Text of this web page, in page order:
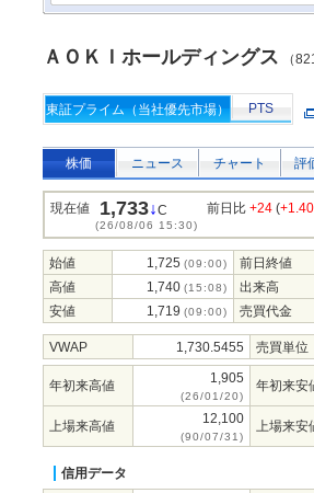
ＡＯＫＩホールディングス （
東証プライム（当社優先市場） PTS
株価 ニュース チャート 評
現在値 1,733↓C
(26/08/06 15:30)
前日比 +24 (
始値 1,725 (09:00)
前日終値
高値
1,740 (15:08)
出来高
安値
1,719 (09:00) 売買代金
VWAP 1,730.5455 売買単位
年初来高値 1,905
(26/01/20)
年初来安
上場来高値 12,100
(90/07/31)
上場来安
信用データ